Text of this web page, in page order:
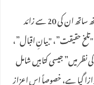
کالم نگاری، افسانہ نویسی اور تدریس کے ساتھ ساتھ ان کی 20 سے زائد
حقیقت”، "بیانِ اقبال”،
نظر میں” جیسی کتابیں شامل